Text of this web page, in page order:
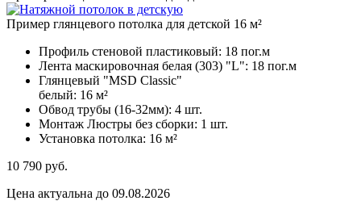
Пример глянцевого потолка для детской 16 м²
Профиль стеновой пластиковый: 18 пог.м
Лента маскировочная белая (303) "L": 18 пог.м
Глянцевый "MSD Classic"
белый: 16 м²
Обвод трубы (16-32мм): 4 шт.
Монтаж Люстры без сборки: 1 шт.
Установка потолка: 16 м²
10 790 руб.
Цена актуальна до 09.08.2026